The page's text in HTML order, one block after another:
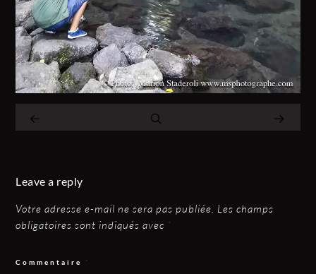
Leave a reply
Votre adresse e-mail ne sera pas publiée. Les champs
obligatoires sont indiqués avec *
Commentaire *